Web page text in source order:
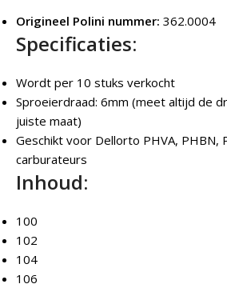
Origineel Polini nummer: 362.0004
Specificaties:
Wordt per 10 stuks verkocht
Sproeierdraad: 6mm (meet altijd de
juiste maat)
Geschikt voor Dellorto PHVA, PHBN,
carburateurs
Inhoud:
100
102
104
106